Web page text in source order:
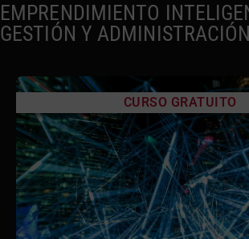
EMPRENDIMIENTO
GESTIÓN Y ADMINISTRACIÓN
CURSO GRATUITO